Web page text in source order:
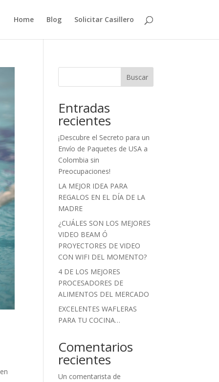
Home Blog Solicitar Casillero
Buscar
Entradas
recientes
¡Descubre el Secreto para un
Envío de Paquetes de USA a
Colombia sin
Preocupaciones!
LA MEJOR IDEA PARA
REGALOS EN EL DÍA DE LA
MADRE
¿CUÁLES SON LOS MEJORES
VIDEO BEAM Ó
PROYECTORES DE VIDEO
CON WIFI DEL MOMENTO?
4 DE LOS MEJORES
PROCESADORES DE
ALIMENTOS DEL MERCADO
EXCELENTES WAFLERAS
PARA TU COCINA…
Comentarios
recientes
Un comentarista de